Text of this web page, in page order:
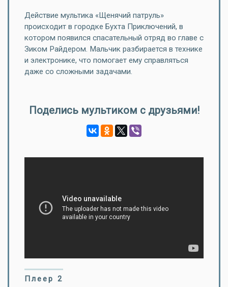
Действие мультика «Щенячий патруль»
происходит в городке Бухта Приключений, в
котором появился спасательный отряд во главе с
Зиком Райдером. Мальчик разбирается в технике
и электронике, что помогает ему справляться
даже со сложными задачами.
Поделись мультиком с друзьями!
Плеер 2